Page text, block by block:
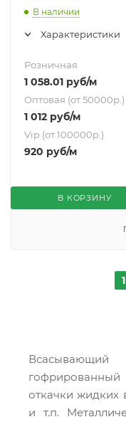
В наличии
Характеристики
Розничная
1 058.01 руб/м
Оптовая (от 50000р.)
1 012 руб/м
Vip (от 100000р.)
920 руб/м
В КОРЗИНУ
1
Всасывающий
откачки жидких
и т.п.